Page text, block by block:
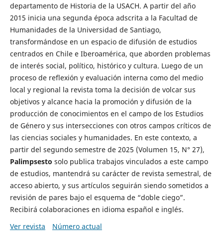
departamento de Historia de la USACH. A partir del año
2015 inicia una segunda época adscrita a la Facultad de
Humanidades de la Universidad de Santiago,
transformándose en un espacio de difusión de estudios
centrados en Chile e Iberoamérica, que aborden problemas
de interés social, político, histórico y cultura. Luego de un
proceso de reflexión y evaluación interna como del medio
local y regional la revista toma la decisión de volcar sus
objetivos y alcance hacia la promoción y difusión de la
producción de conocimientos en el campo de los Estudios
de Género y sus intersecciones con otros campos críticos de
las ciencias sociales y humanidades. En este contexto, a
partir del segundo semestre de 2025 (Volumen 15, N° 27),
Palimpsesto solo publica trabajos vinculados a este campo
de estudios, mantendrá su carácter de revista semestral, de
acceso abierto, y sus artículos seguirán siendo sometidos a
revisión de pares bajo el esquema de “doble ciego”.
Recibirá colaboraciones en idioma español e inglés.
Ver revista
Número actual